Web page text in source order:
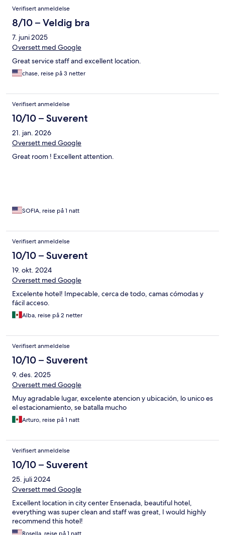
Verifisert anmeldelse
8/10 – Veldig bra
7. juni 2025
Oversett med Google
Great service staff and excellent location.
chase, reise på 3 netter
Verifisert anmeldelse
10/10 – Suverent
21. jan. 2026
Oversett med Google
Great room ! Excellent attention.
SOFIA, reise på 1 natt
Verifisert anmeldelse
10/10 – Suverent
19. okt. 2024
Oversett med Google
Excelente hotel! Impecable, cerca de todo, camas cómodas y
fácil acceso.
Alba, reise på 2 netter
Verifisert anmeldelse
10/10 – Suverent
9. des. 2025
Oversett med Google
Muy agradable lugar, excelente atencion y ubicación, lo unico es
el estacionamiento, se batalla mucho
Arturo, reise på 1 natt
Verifisert anmeldelse
10/10 – Suverent
25. juli 2024
Oversett med Google
Excellent location in city center Ensenada, beautiful hotel,
everything was super clean and staff was great, I would highly
recommend this hotel!